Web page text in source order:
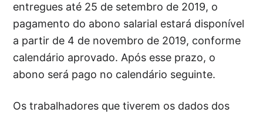
entregues até 25 de setembro de 2019, o
pagamento do abono salarial estará disponível
a partir de 4 de novembro de 2019, conforme
calendário aprovado. Após esse prazo, o
abono será pago no calendário seguinte.
Os trabalhadores que tiverem os dados dos